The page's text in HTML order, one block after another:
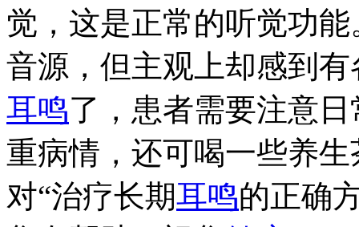
觉，这是正常的听觉功
音源，但主观上却感到
耳鸣了，患者需要注意
重病情，还可喝一些养
对“治疗长期耳鸣的正确